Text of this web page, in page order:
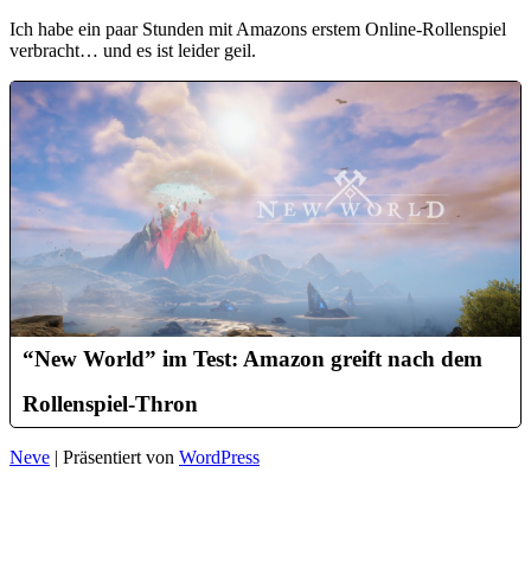
Ich habe ein paar Stunden mit Amazons erstem Online-Rollenspiel
verbracht… und es ist leider geil.
“New World” im Test: Amazon greift nach dem
Rollenspiel-Thron
Neve | Präsentiert von WordPress